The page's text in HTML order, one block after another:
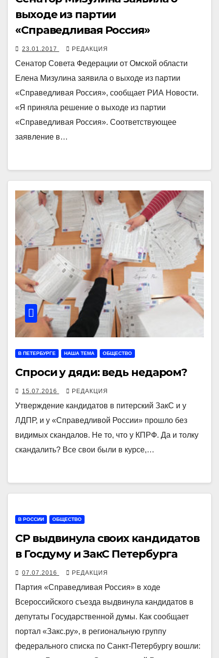
выходе из партии
«Справедливая Россия»
23.01.2017 РЕДАКЦИЯ
Сенатор Совета Федерации от Омской области
Елена Мизулина заявила о выходе из партии
«Справедливая Россия», сообщает РИА Новости.
«Я приняла решение о выходе из партии
«Справедливая Россия». Соответствующее
заявление в…
В ПЕТЕРБУРГЕ НАША ТЕМА ОБЩЕСТВО
Спроси у дяди: ведь недаром?
15.07.2016 РЕДАКЦИЯ
Утверждение кандидатов в питерский ЗакС и у
ЛДПР, и у «Справедливой России» прошло без
видимых скандалов. Не то, что у КПРФ. Да и толку
скандалить? Все свои были в курсе,…
В РОССИИ ОБЩЕСТВО
СР выдвинула своих кандидатов
в Госдуму и ЗакС Петербурга
07.07.2016 РЕДАКЦИЯ
Партия «Справедливая Россия» в ходе
Всероссийского съезда выдвинула кандидатов в
депутаты Государственной думы. Как сообщает
портал «Закс.ру», в региональную группу
федерального списка по Санкт-Петербургу вошли: